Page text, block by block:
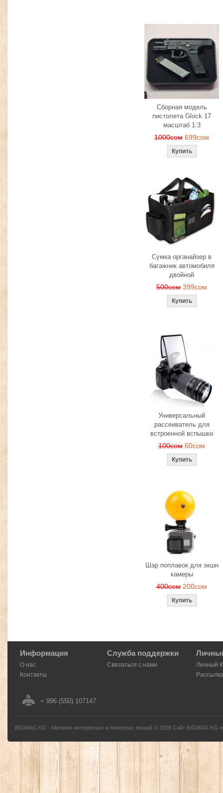
Сборная модель
пистолета Glock 17
масштаб 1:3
1000сом 699сом
Сумка органайзер в
багажник автомобиля
двойной
500сом 399сом
Универсальный
рассеиватель для
встроенной вспышки
100сом 60сом
Шар поплавок для экшн
камеры
400сом 200сом
Информация
О нас
Контакты
Служба поддержки
Связаться с нами
Личный
Рассылка
+ 996 (550) 107147
BIGMAG.KG - Магазин интересных и полезных вещей © 2026 Сайт BIGMAG.KG
без письменного разрешения автора - запрещено, и будет преследоваться по